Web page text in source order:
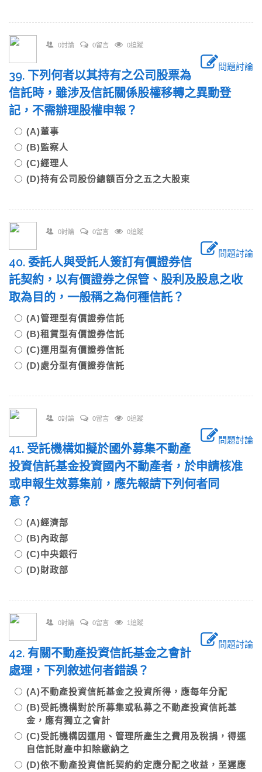
0討論 0留言 0追蹤
問題討論
39. 下列何者以其持有之公司股票為
信託時，雖涉及信託關係股權移轉之異動登
記，不需辦理股權申報？
(A)董事
(B)監察人
(C)經理人
(D)持有公司股份總額百分之五之大股東
0討論 0留言 0追蹤
問題討論
40. 委託人與受託人簽訂有價證券信
託契約，以有價證券之保管、股利及股息之收
取為目的，一般稱之為何種信託？
(A)管理型有價證券信託
(B)租賃型有價證券信託
(C)運用型有價證券信託
(D)處分型有價證券信託
0討論 0留言 0追蹤
問題討論
41. 受託機構如擬於國外募集不動產
投資信託基金投資國內不動產者，於申請核准
或申報生效募集前，應先報請下列何者同
意？
(A)經濟部
(B)內政部
(C)中央銀行
(D)財政部
0討論 0留言 1追蹤
問題討論
42. 有關不動產投資信託基金之會計
處理，下列敘述何者錯誤？
(A)不動產投資信託基金之投資所得，應每年分配
(B)受託機構對於所募集或私募之不動產投資信託基
金，應有獨立之會計
(C)受託機構因運用、管理所產生之費用及稅捐，得逕
自信託財產中扣除繳納之
(D)依不動產投資信託契約約定應分配之收益，至遲應